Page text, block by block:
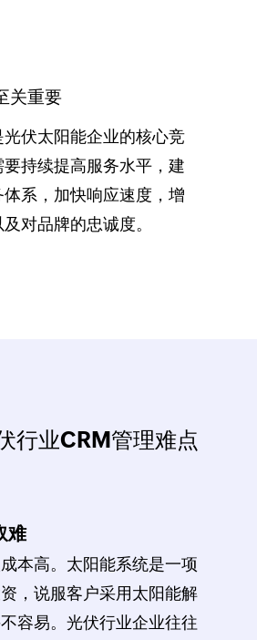
关重要
伏太阳能企业的核心竞
持续提高服务水平，建
系，加快响应速度，增
对品牌的忠诚度。
行业CRM管理难点
难
本高。太阳能系统是一项
，说服客户采用太阳能解
容易。光伏行业企业往往